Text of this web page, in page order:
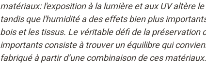
matériaux: l'exposition à la lumière et aux UV altère
tandis que l'humidité a des effets bien plus
bois et les tissus. Le véritable défi de la préservation
importants consiste à trouver un équilibre qui
fabriqué à partir d’une combinaison de ces